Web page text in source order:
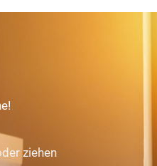
ziehen